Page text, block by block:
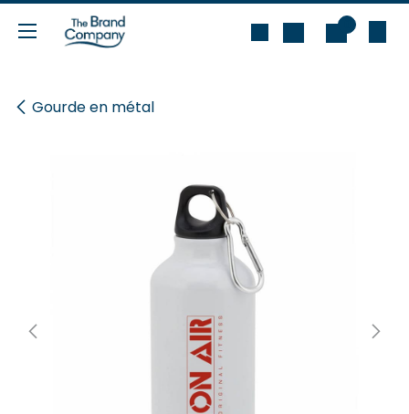
Se rendre au contenu
Gourde en métal